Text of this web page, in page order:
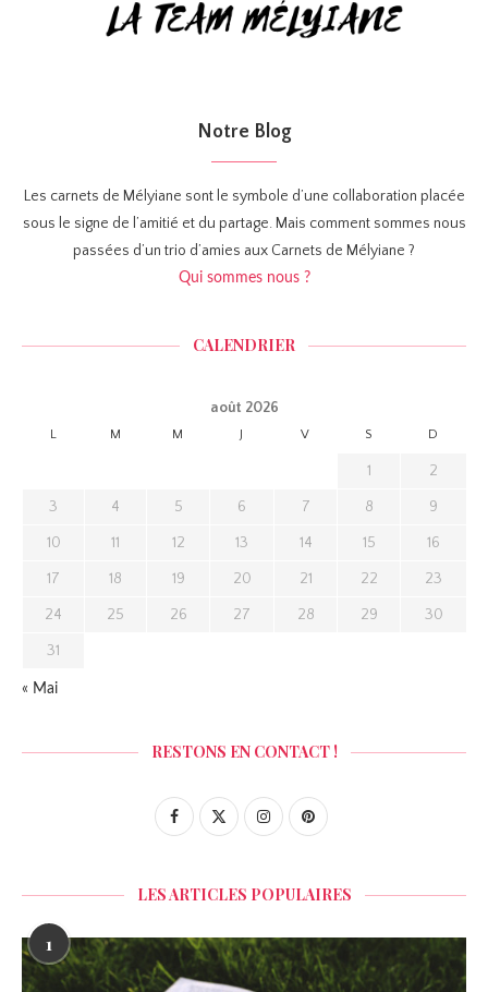
Notre Blog
Les carnets de Mélyiane sont le symbole d’une collaboration placée
sous le signe de l’amitié et du partage. Mais comment sommes nous
passées d’un trio d’amies aux Carnets de Mélyiane ?
Qui sommes nous ?
CALENDRIER
août 2026
L M M J V S D
1 2
3 4 5 6 7 8 9
10 11 12 13 14 15 16
17 18 19 20 21 22 23
24 25 26 27 28 29 30
31
« Mai
RESTONS EN CONTACT !
LES ARTICLES POPULAIRES
1